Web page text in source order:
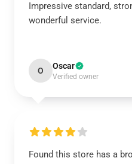
Impressive standard,
wonderful service.
O Oscar
Verified owner
Found this store has a